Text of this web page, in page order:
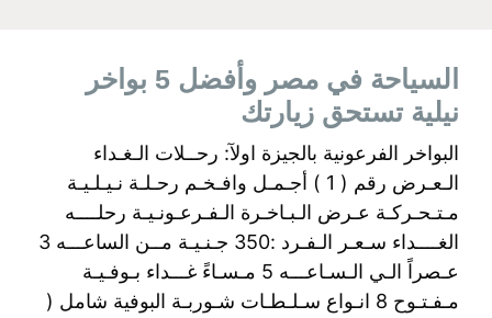
السياحة في مصر وأفضل 5 بواخر
نيلية تستحق زيارتك
البواخر الفرعونية بالجيزة اولآ: رحــلات الـغـداء
الـعـرض رقم ( 1 ) أجـمـل وافـخـم رحـلـة نـيـلـيـة
مـتـحـركـة عـرض الـبـاخـرة الـفـرعـونـيـة رحلــــه
الغــــداء سـعـر الـفـرد :350 جـنـيـة مــن الساعـــه 3
عـصراً الـي الـسـاعـــه 5 مـسـاءً غـــداء بـوفـيـة
مـفـتـوح 8 انـواع سـلـطـات شـوربـة البوفية شامل (